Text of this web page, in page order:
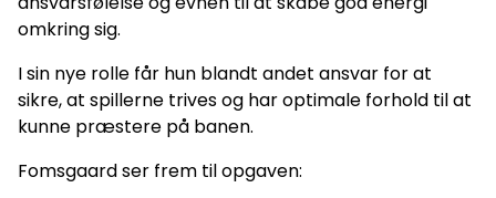
omkring sig.
I sin nye rolle får hun blandt andet ansvar for at
sikre, at spillerne trives og har optimale forhold til at
kunne præstere på banen.
Fomsgaard ser frem til opgaven: